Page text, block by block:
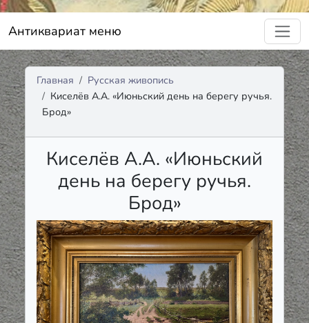
Антиквариат меню
Главная
Русская живопись
Киселёв А.А. «Июньский день на берегу ручья.
Брод»
Киселёв А.А. «Июньский
день на берегу ручья.
Брод»